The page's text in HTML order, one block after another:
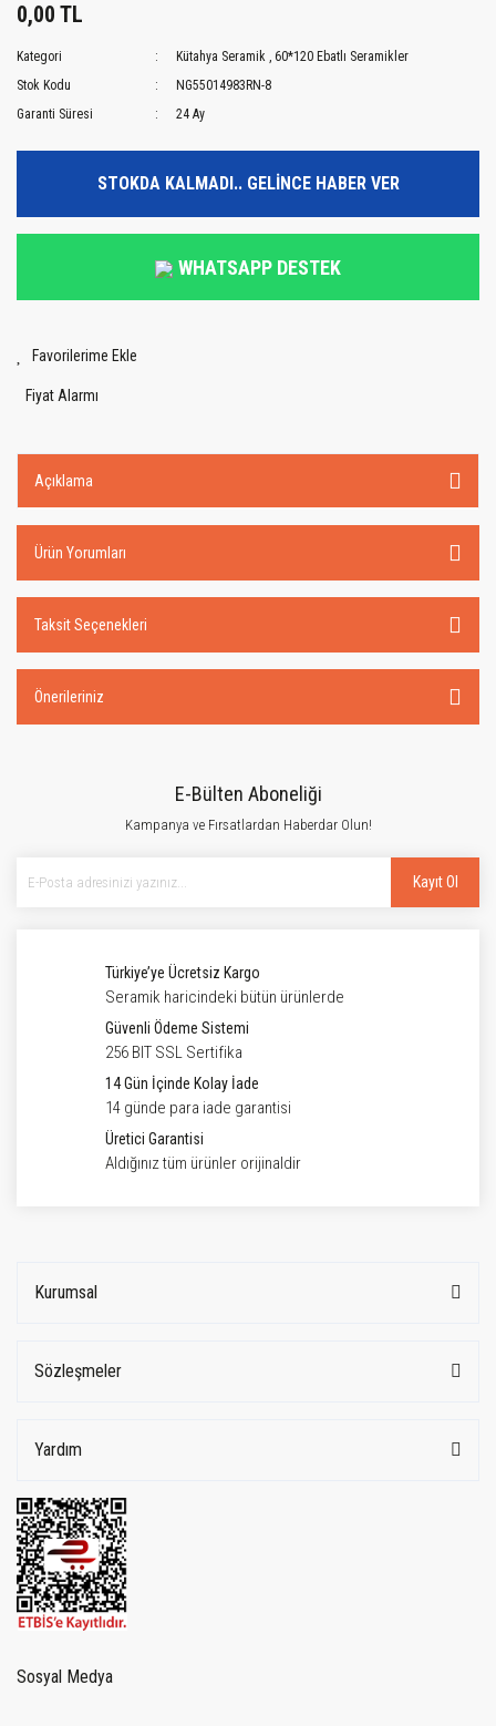
0,00 TL
Kategori Kütahya Seramik , 60*120 Ebatlı Seramikler
Stok Kodu
NG55014983RN-8
Garanti Süresi
24 Ay
STOKDA KALMADI.. GELİNCE HABER VER
WHATSAPP DESTEK
Fiyat Alarmı
Açıklama
Ürün Yorumları
Taksit Seçenekleri
Önerileriniz
E-Bülten Aboneliği
Kampanya ve Fırsatlardan Haberdar Olun!
Kayıt Ol
Türkiye’ye Ücretsiz Kargo
Seramik haricindeki bütün ürünlerde
Güvenli Ödeme Sistemi
256 BIT SSL Sertifika
14 Gün İçinde Kolay İade
14 günde para iade garantisi
Üretici Garantisi
Aldığınız tüm ürünler orijinaldir
Kurumsal
Sözleşmeler
Yardım
Sosyal Medya